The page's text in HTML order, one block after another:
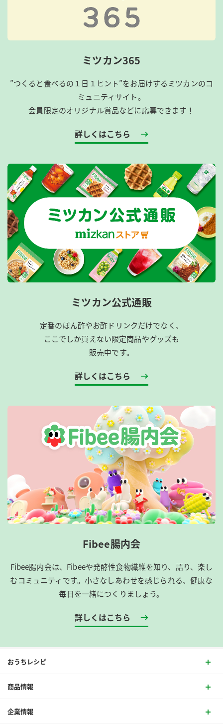
ミツカン365
”つくると食べるの１日１ヒント”をお届けするミツカンのコ
ミュニティサイト。
会員限定のオリジナル賞品などに応募できます！
詳しくはこちら
ミツカン公式通販
定番のぽん酢やお酢ドリンクだけでなく、
ここでしか買えない限定商品やグッズも
販売中です。
詳しくはこちら
Fibee腸内会
Fibee腸内会は、​Fibeeや発酵性食物繊維を知り、語り、楽し
むコミュニティです。​小さなしあわせを感じられる、健康な
毎日を一緒につくりましょう。
詳しくはこちら
おうちレシピ
商品情報
企業情報